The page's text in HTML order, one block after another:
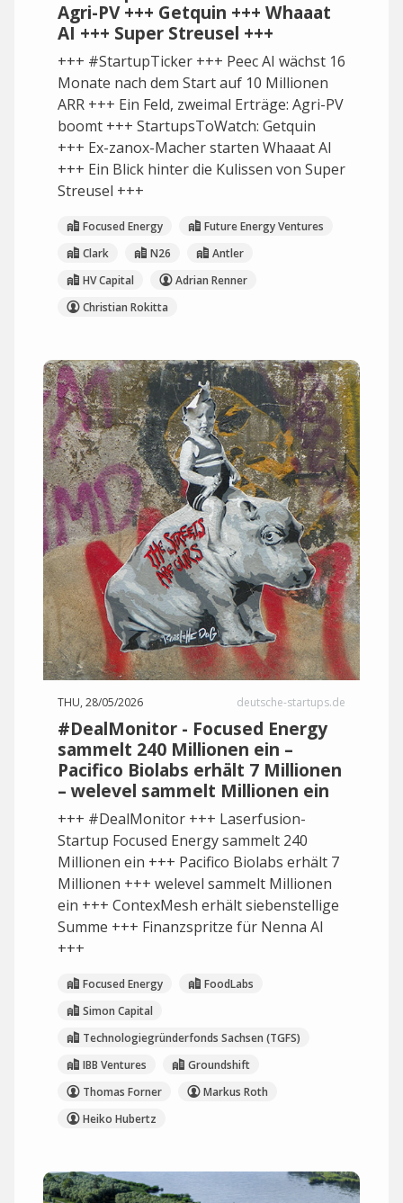
Agri-PV +++ Getquin +++ Whaaat
AI +++ Super Streusel +++
+++ #StartupTicker +++ Peec AI wächst 16
Monate nach dem Start auf 10 Millionen
ARR +++ Ein Feld, zweimal Erträge: Agri-PV
boomt +++ StartupsToWatch: Getquin
+++ Ex-zanox-Macher starten Whaaat AI
+++ Ein Blick hinter die Kulissen von Super
Streusel +++
Focused Energy
Future Energy Ventures
Clark
N26
Antler
HV Capital
Adrian Renner
Christian Rokitta
THU, 28/05/2026 deutsche-startups.de
#DealMonitor - Focused Energy
sammelt 240 Millionen ein –
Pacifico Biolabs erhält 7 Millionen
– welevel sammelt Millionen ein
+++ #DealMonitor +++ Laserfusion-
Startup Focused Energy sammelt 240
Millionen ein +++ Pacifico Biolabs erhält 7
Millionen +++ welevel sammelt Millionen
ein +++ ContexMesh erhält siebenstellige
Summe +++ Finanzspritze für Nenna AI
+++
Focused Energy
FoodLabs
Simon Capital
Technologiegründerfonds Sachsen (TGFS)
IBB Ventures
Groundshift
Thomas Forner
Markus Roth
Heiko Hubertz